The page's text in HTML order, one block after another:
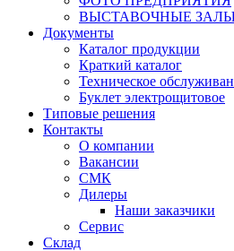
ВЫСТАВОЧНЫЕ
Документы
Каталог продукции
Краткий каталог
Техническое
Буклет электрощитовое
Типовые решения
Контакты
О компании
Вакансии
СМК
Дилеры
Наши заказчики
Сервис
Склад